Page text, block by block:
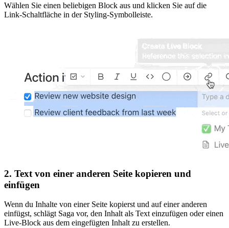
Wählen Sie einen beliebigen Block aus und klicken Sie auf die
Link-Schaltfläche in der Styling-Symbolleiste.
2. Text von einer anderen Seite kopieren und
einfügen
Wenn du Inhalte von einer Seite kopierst und auf einer anderen
einfügst, schlägt Saga vor, den Inhalt als Text einzufügen oder einen
Live-Block aus dem eingefügten Inhalt zu erstellen.